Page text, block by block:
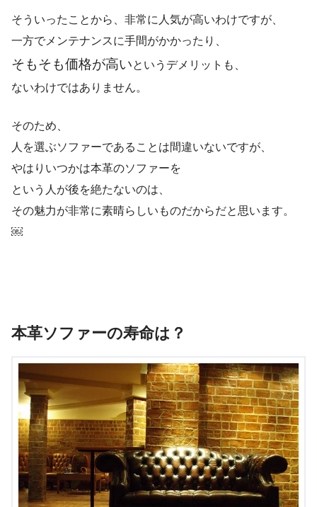
そういったことから、非常に人気が高いわけですが、
一方でメンテナンスに手間がかかったり、
そもそも価格が高いというデメリットも、
ないわけではありません。
そのため、
人を選ぶソファーであることは間違いないですが、
やはりいつかは本革のソファーを
という人が後を絶たないのは、
その魅力が非常に素晴らしいものだからだと思います。
￼
本革ソファーの寿命は？